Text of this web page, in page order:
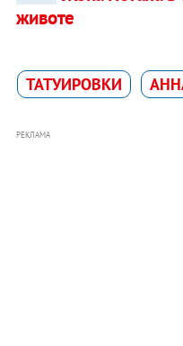
животе
ТАТУИРОВКИ
РЕКЛАМА